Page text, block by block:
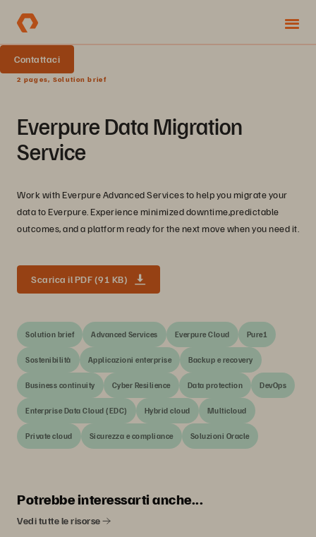
Contattaci
2 pages, Solution brief
Everpure Data Migration
Service
Work with Everpure Advanced Services to help you migrate your
data to Everpure. Experience minimized downtime,predictable
outcomes, and a platform ready for the next move when you need it.
Scarica il PDF (91 KB)
Solution brief Advanced Services Everpure Cloud Pure1
Sostenibilità Applicazioni enterprise Backup e recovery
Business continuity Cyber Resilience Data protection DevOps
Enterprise Data Cloud (EDC) Hybrid cloud Multicloud
Private cloud Sicurezza e compliance Soluzioni Oracle
Potrebbe interessarti anche...
Vedi tutte le risorse